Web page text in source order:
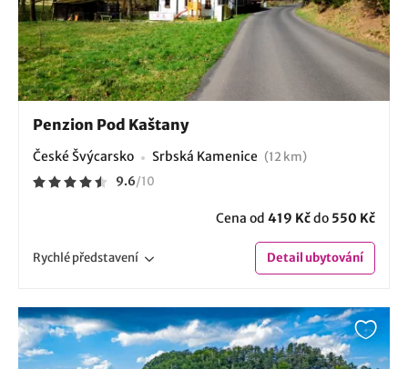
Penzion Pod Kaštany
České Švýcarsko Srbská Kamenice (12 km)
9.6/10
Cena od 419 Kčdo 550 Kč
Rychlépředstavení Detailubytování